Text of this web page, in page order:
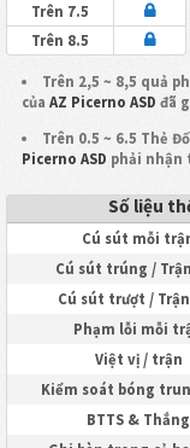
Trên 7.5
Trên 8.5
Trên 2,5 ~ 8,5 quả
của AZ Picerno ASD đã
Trên 0.5 ~ 6.5 Thẻ
Picerno ASD phải nhận
Số liệu
Cú sút mỗi
Cú sút trúng /
Cú sút trượt /
Phạm lỗi mỗi
Việt vị / trận
Kiểm soát bóng
BTTS & Thắng